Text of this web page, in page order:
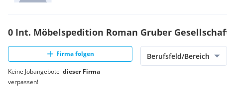
0 Int. Möbelspedition Roman Gruber
Firma folgen
Keine Jobangebote dieser Firma
verpassen!
Berufsfeld/Bereich